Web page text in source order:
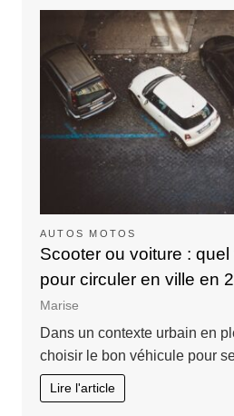
AUTOS MOTOS
Scooter ou voiture :
pour circuler en ville en
Marise
Dans un contexte urbain en
choisir le bon véhicule pour
Lire l'article